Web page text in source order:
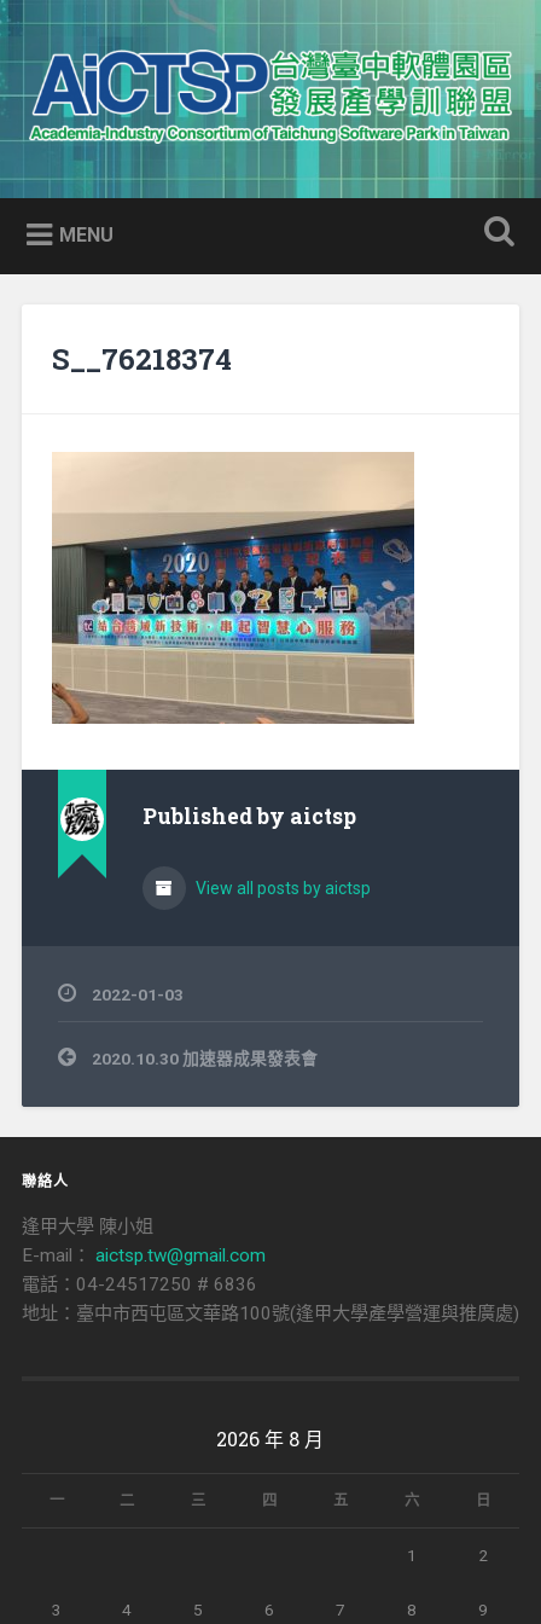
Skip
to
content
Search
AICTSP 台灣臺中軟體園區發展
產學訓聯盟
Academia-Industry Consortium of Taichung Software Park
in Taiwan
MENU
S__76218374
Published by aictsp
View all posts by aictsp
2022-01-03
文
章
覽
2020.10.30 加速器成果發表會
聯絡人
逢甲大學 陳小姐
E-mail： aictsp.tw@gmail.com
電話：04-24517250 # 6836
地址：臺中市西屯區文華路100號(逢甲大學產學營運與推廣處)
2026 年 8 月
一 二 三 四 五 六 日
1 2
3 4 5 6 7 8 9